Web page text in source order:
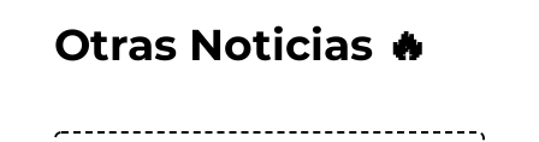
Otras Noticias 🔥